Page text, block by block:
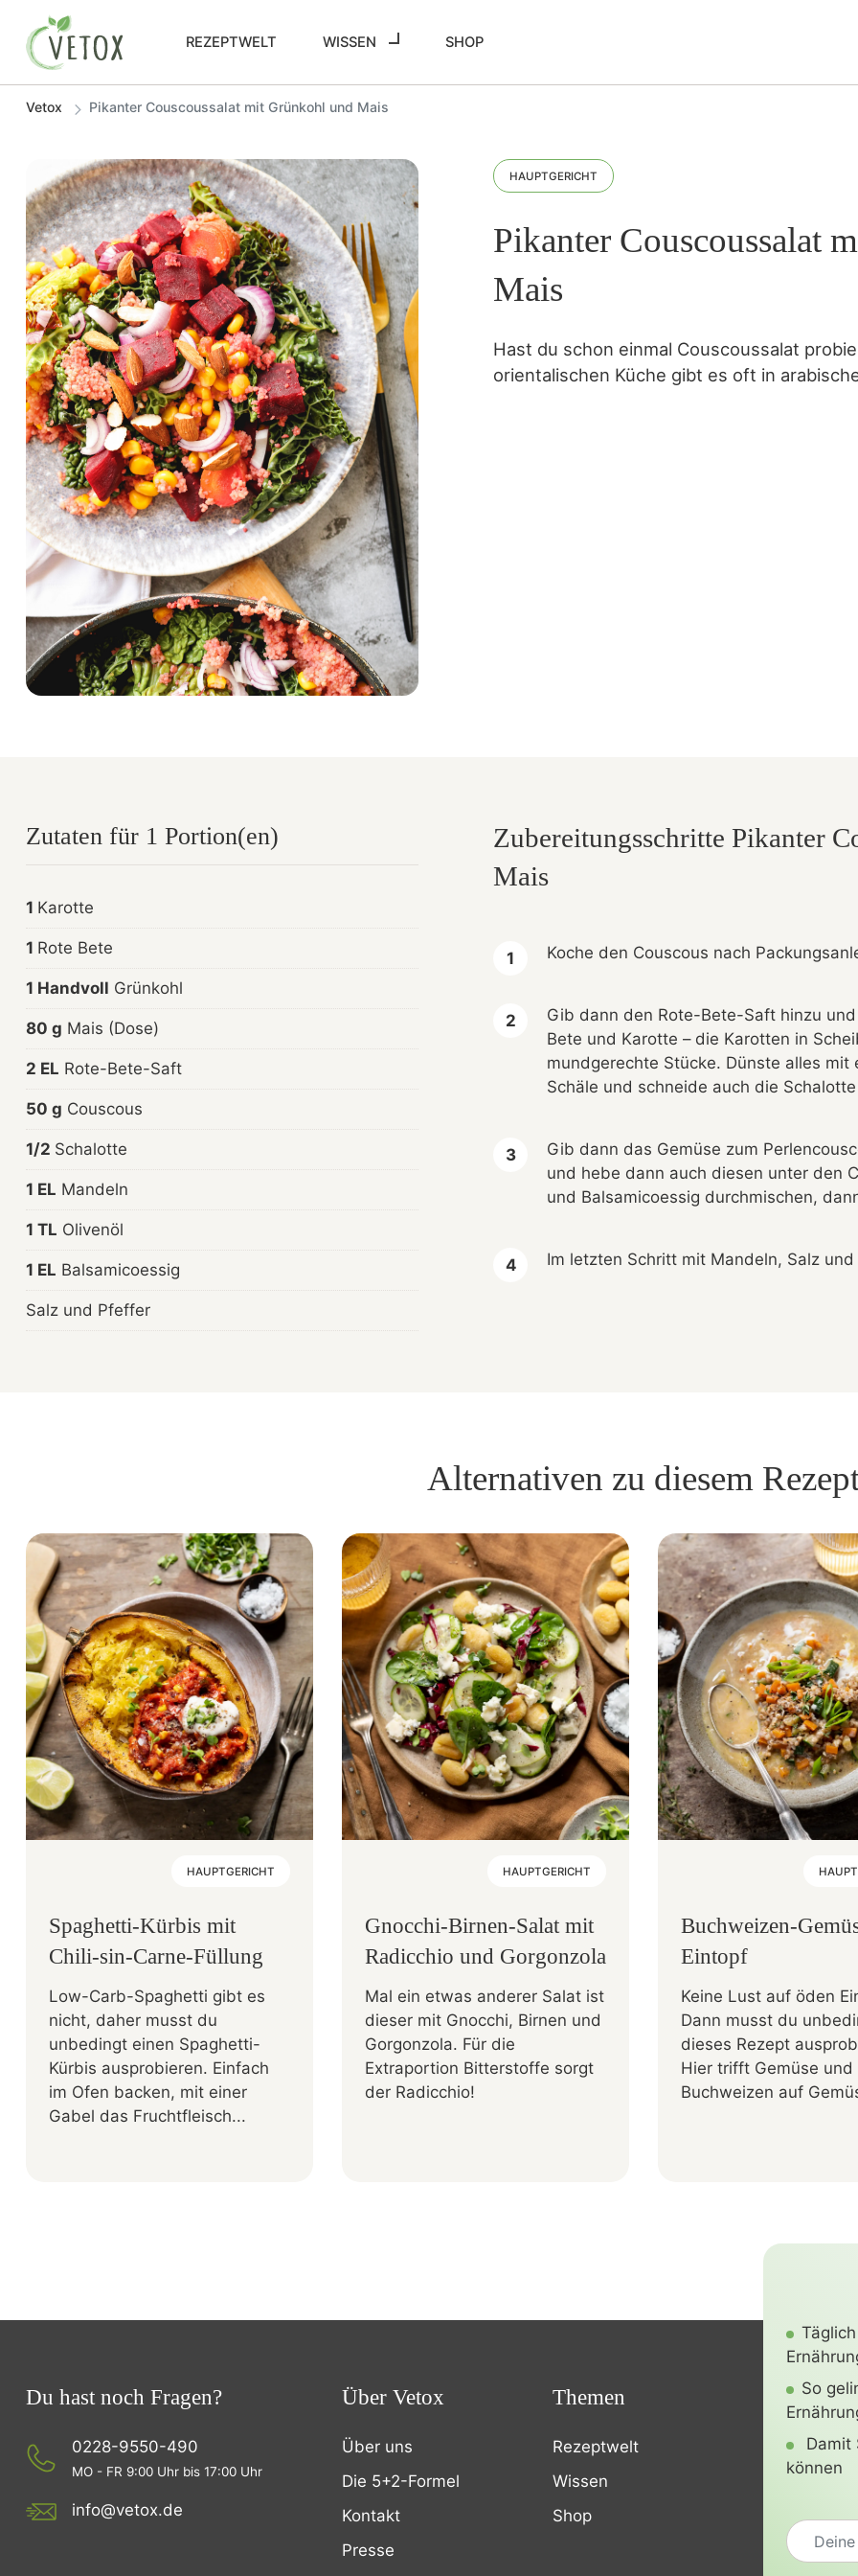
REZEPTWELT WISSEN SHOP
Vetox Pikanter Couscoussalat mit Grünkohl und Mais
HAUPTGERICHT
Pikanter Couscoussalat
Mais
Hast du schon einmal Couscoussalat
orientalischen Küche gibt es oft in
Zutaten für 1 Portion(en)
1 Karotte
1 Rote Bete
1 Handvoll Grünkohl
80 g Mais (Dose)
2 EL Rote-Bete-Saft
50 g Couscous
1/2 Schalotte
1 EL Mandeln
1 TL Olivenöl
1 EL Balsamicoessig
Salz und Pfeffer
Zubereitungsschritte Pikanter
Mais
Koche den Couscous nach
Gib dann den Rote-Bete-Saft hinzu
Bete und Karotte – die Karotten in
mundgerechte Stücke. Dünste alles
Schäle und schneide auch die
Gib dann das Gemüse zum
und hebe dann auch diesen unter den
und Balsamicoessig durchmischen,
Im letzten Schritt mit Mandeln, Salz
Alternativen zu diesem
HAUPTGERICHT
Spaghetti-Kürbis mit
Chili-sin-Carne-Füllung
Low-Carb-Spaghetti gibt es
nicht, daher musst du
unbedingt einen Spaghetti-
Kürbis ausprobieren. Einfach
im Ofen backen, mit einer
Gabel das Fruchtfleisch...
HAUPTGERICHT
Gnocchi-Birnen-Salat mit
Radicchio und Gorgonzola
Mal ein etwas anderer Salat ist
dieser mit Gnocchi, Birnen und
Gorgonzola. Für die
Extraportion Bitterstoffe sorgt
der Radicchio!
Buchweizen-
Eintopf
Keine Lust auf öden
Dann musst du
dieses Rezept
Hier trifft Gemüse und
Buchweizen auf
Du hast noch Fragen?
0228-9550-490
MO - FR 9:00 Uhr bis 17:00 Uhr
info@vetox.de
Über Vetox
Über uns
Die 5+2-Formel
Kontakt
Presse
Themen
Rezeptwelt
Wissen
Shop
So
Damit
können